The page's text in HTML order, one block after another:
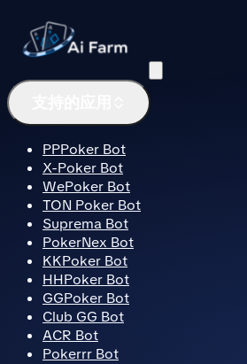
PPPoker Bot
X-Poker Bot
WePoker Bot
TON Poker Bot
Suprema Bot
PokerNex Bot
KKPoker Bot
HHPoker Bot
GGPoker Bot
Club GG Bot
ACR Bot
Pokerrr Bot